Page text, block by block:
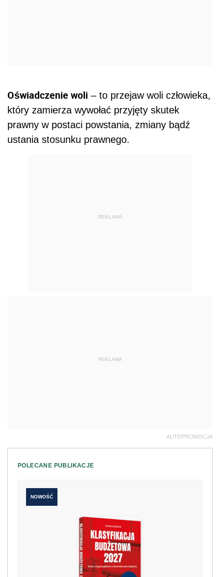
Oświadczenie woli – to przejaw woli człowieka,
który zamierza wywołać przyjęty skutek
prawny w postaci powstania, zmiany bądź
ustania stosunku prawnego.
REKLAMA
REKLAMA
AUTOPROMOCJA
POLECANE PUBLIKACJE
NOWOŚĆ